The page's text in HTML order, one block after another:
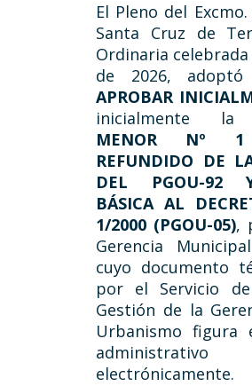
El Pleno del
Santa Cruz de
Ordinaria
de 2026,
APROBAR
inicialmente la
MENOR Nº
REFUNDIDO DE
DEL PGOU-92
BÁSICA AL
1/2000 (PGOU-05),
Gerencia
cuyo documento
por el Servicio
Gestión de la
Urbanismo figura
electrónicamente.